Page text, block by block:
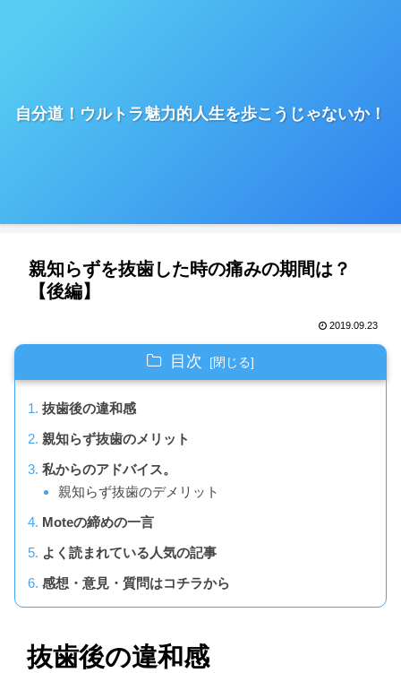
自分道！ウルトラ魅力的人生を歩こうじゃないか！
親知らずを抜歯した時の痛みの期間は？
【後編】
2019.09.23
目次
抜歯後の違和感
親知らず抜歯のメリット
私からのアドバイス。
親知らず抜歯のデメリット
Moteの締めの一言
よく読まれている人気の記事
感想・意見・質問はコチラから
抜歯後の違和感